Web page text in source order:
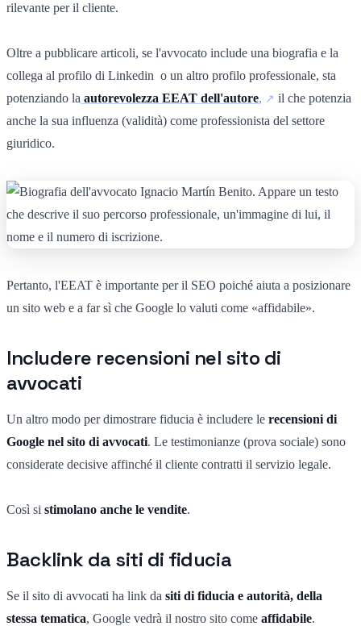
rilevante per il cliente.
Oltre a pubblicare articoli, se l'avvocato include una biografia e la
collega al profilo di Linkedin o un altro profilo professionale, sta
potenziando la autorevolezza EEAT dell'autore,
il che potenzia
anche la sua influenza (validità) come professionista del settore
giuridico.
Pertanto, l'EEAT è importante per il SEO poiché aiuta a posizionare
un sito web e a far sì che Google lo valuti come «affidabile».
Includere recensioni nel sito di
avvocati
Un altro modo per dimostrare fiducia è includere le recensioni di
Google nel sito di avvocati. Le testimonianze (prova sociale) sono
considerate decisive affinché il cliente contratti il servizio legale.
Così si stimolano anche le vendite.
Backlink da siti di fiducia
Se il sito di avvocati ha link da siti di fiducia e autorità, della
stessa tematica, Google vedrà il nostro sito come affidabile.